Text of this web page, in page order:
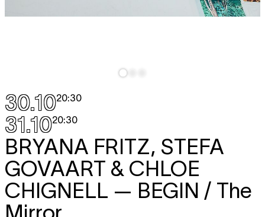
30.1020:30
31.1020:30
BRYANA FRITZ, STEFA
GOVAART & CHLOE
CHIGNELL — BEGIN / The